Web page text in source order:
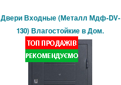
Двери Входные (Металл Мдф-DV-
130) Влагостойкие в Дом.